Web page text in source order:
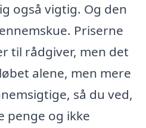
også vigtig. Og den
Priserne
til rådgiver, men det
alene, men mere
så du ved,
penge og ikke